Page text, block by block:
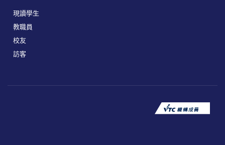
現讀學生
教職員
校友
訪客